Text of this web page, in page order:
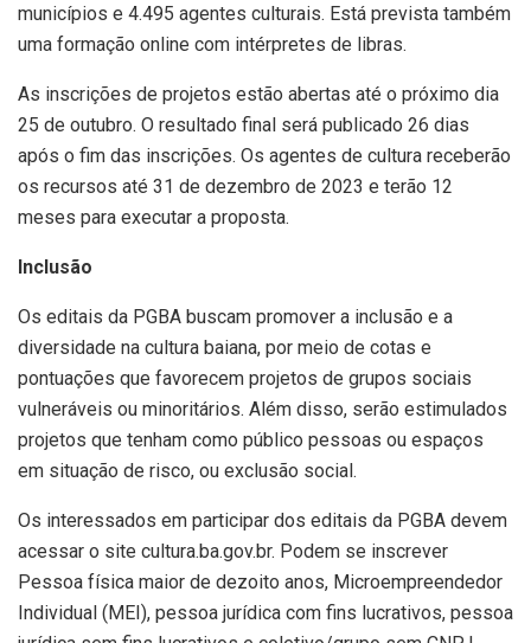
municípios e 4.495 agentes culturais. Está prevista também
uma formação online com intérpretes de libras.
As inscrições de projetos estão abertas até o próximo dia
25 de outubro. O resultado final será publicado 26 dias
após o fim das inscrições. Os agentes de cultura receberão
os recursos até 31 de dezembro de 2023 e terão 12
meses para executar a proposta.
Inclusão
Os editais da PGBA buscam promover a inclusão e a
diversidade na cultura baiana, por meio de cotas e
pontuações que favorecem projetos de grupos sociais
vulneráveis ou minoritários. Além disso, serão estimulados
projetos que tenham como público pessoas ou espaços
em situação de risco, ou exclusão social.
Os interessados em participar dos editais da PGBA devem
acessar o site cultura.ba.gov.br. Podem se inscrever
Pessoa física maior de dezoito anos, Microempreendedor
Individual (MEI), pessoa jurídica com fins lucrativos, pessoa